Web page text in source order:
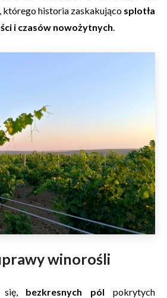
którego historia zaskakująco splotła
i czasów nowożytnych.
winorośli
się, bezkresnych pól pokrytych